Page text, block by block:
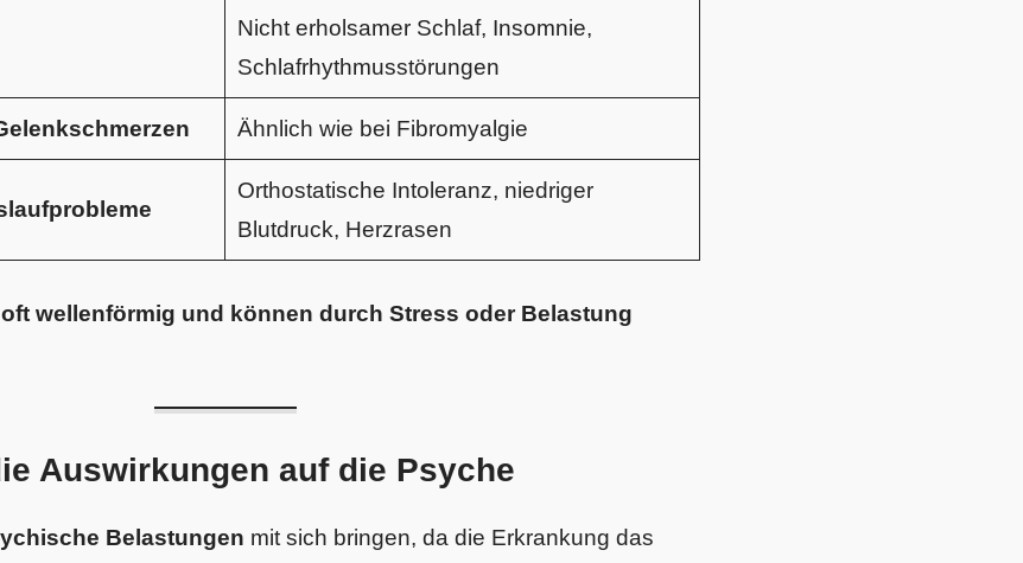
Nicht erholsamer Schlaf, Insomnie,
Schlafrhythmusstörungen
Ähnlich wie bei Fibromyalgie
Orthostatische Intoleranz, niedriger
Blutdruck, Herzrasen
wellenförmig und können durch Stress oder Belastung
Auswirkungen auf die Psyche
Belastungen mit sich bringen, da die Erkrankung das